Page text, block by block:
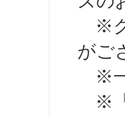
※クー
がご
※一
※「発